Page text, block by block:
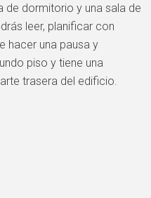
de dormitorio y una sala de
leer, planificar con
hacer una pausa y
piso y tiene una
trasera del edificio.